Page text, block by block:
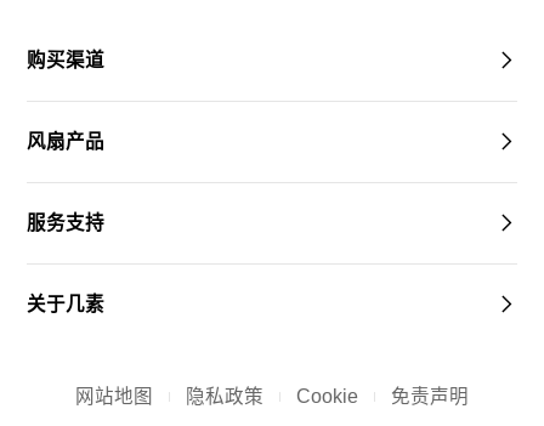
购买渠道
风扇产品
服务支持
关于几素
网站地图 隐私政策 Cookie 免责声明